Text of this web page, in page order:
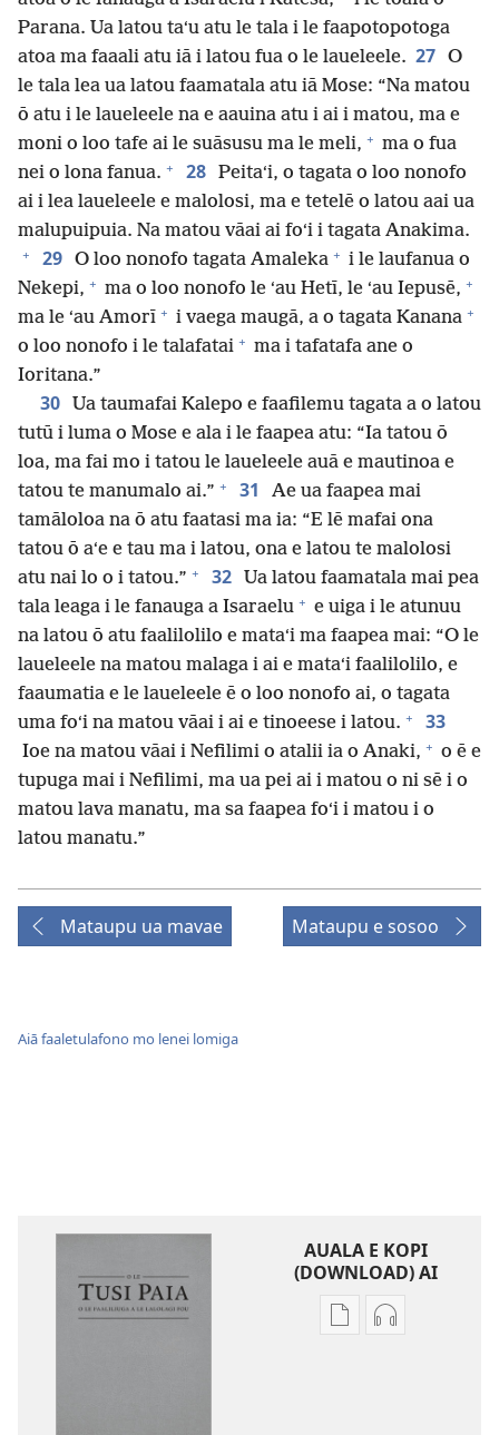
Parana. Ua latou taʻu atu le tala i le faapotopotoga
atoa ma faaali atu iā i latou fua o le laueleele. 27 O
le tala lea ua latou faamatala atu iā Mose: “Na matou
ō atu i le laueleele na e aauina atu i ai i matou, ma e
moni o loo tafe ai le suāsusu ma le meli, + ma o fua
nei o lona fanua. + 28 Peitaʻi, o tagata o loo nonofo
ai i lea laueleele e malolosi, ma e tetelē o latou aai ua
malupuipuia. Na matou vāai ai foʻi i tagata Anakima.
+ 29 O loo nonofo tagata Amaleka + i le laufanua o
Nekepi, + ma o loo nonofo le ʻau Hetī, le ʻau Iepusē, +
ma le ʻau Amorī + i vaega maugā, a o tagata Kanana +
o loo nonofo i le talafatai + ma i tafatafa ane o
Ioritana.”
30
Ua taumafai Kalepo e faafilemu tagata a o latou
tutū i luma o Mose e ala i le faapea atu: “Ia tatou ō
loa, ma fai mo i tatou le laueleele auā e mautinoa e
tatou te manumalo ai.” + 31
Ae ua faapea mai
tamāloloa na ō atu faatasi ma ia: “E lē mafai ona
tatou ō aʻe e tau ma i latou, ona e latou te malolosi
atu nai lo o i tatou.” + 32
Ua latou faamatala mai pea
tala leaga i le fanauga a Isaraelu + e uiga i le atunuu
na latou ō atu faalilolilo e mataʻi ma faapea mai: “O le
laueleele na matou malaga i ai e mataʻi faalilolilo, e
faaumatia e le laueleele ē o loo nonofo ai, o tagata
uma foʻi na matou vāai i ai e tinoeese i latou. + 33
Ioe na matou vāai i Nefilimi o atalii ia o Anaki, + o ē e
tupuga mai i Nefilimi, ma ua pei ai i matou o ni sē i o
matou lava manatu, ma sa faapea foʻi i matou i o
latou manatu.”
Mataupu ua mavae Mataupu e sosoo
Aiā faaletulafono mo lenei lomiga
AUALA E KOPI
(DOWNLOAD) AI
VaegaFilifili